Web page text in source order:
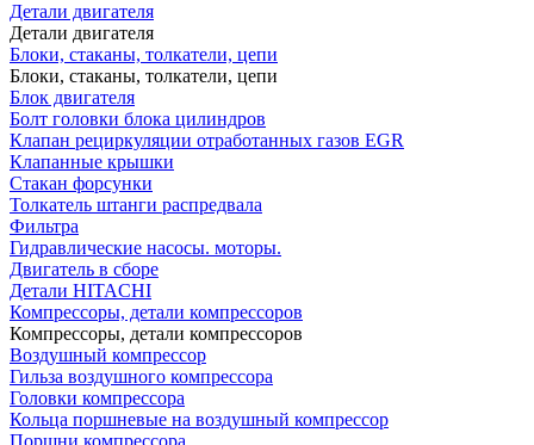
Детали двигателя
Детали двигателя
Блоки, стаканы, толкатели, цепи
Блоки, стаканы, толкатели, цепи
Блок двигателя
Болт головки блока цилиндров
Клапан рециркуляции отработанных газов EGR
Клапанные крышки
Стакан форсунки
Толкатель штанги распредвала
Фильтра
Гидравлические насосы. моторы.
Двигатель в сборе
Детали HITACHI
Компрессоры, детали компрессоров
Компрессоры, детали компрессоров
Воздушный компрессор
Гильза воздушного компрессора
Головки компрессора
Кольца поршневые на воздушный компрессор
Поршни компрессора